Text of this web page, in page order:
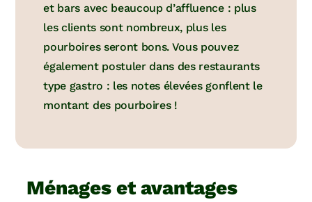
et bars avec beaucoup d’affluence : plus
les clients sont nombreux, plus les
pourboires seront bons. Vous pouvez
également postuler dans des restaurants
type gastro : les notes élevées gonflent le
montant des pourboires !
Ménages et avantages